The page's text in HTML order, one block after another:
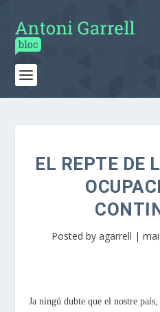
EL REPTE DE
Posted by agarrell |
Ja ningú dubte que el nostre